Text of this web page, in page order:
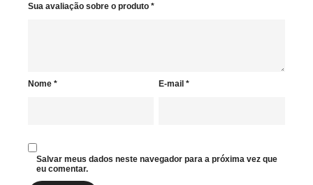
Sua avaliação sobre o produto *
Nome * E-mail*
Salvar meus dados neste navegador para a próxima vez que
eu comentar.